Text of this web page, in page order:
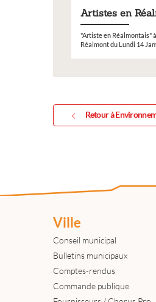
Artistes en
"Artiste en Réalmontais"
Réalmont du Lundi 14
Retour à
Ville
Conseil municipal
Bulletins municipaux
Comptes-rendus
Commande publique